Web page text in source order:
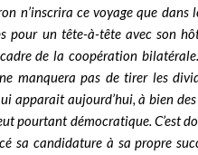
n’inscrira ce voyage que dans
pour un tête-à-tête avec son
de la coopération
manquera pas de tirer les
apparait aujourd’hui, à bien
pourtant démocratique. C’est
sa candidature à sa propre